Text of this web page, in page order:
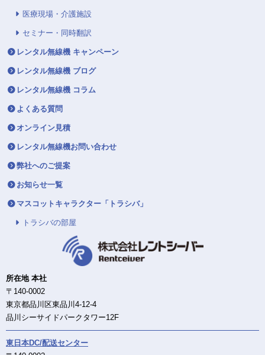
医療現場・介護施設
セミナー・同時翻訳
レンタル無線機 キャンペーン
レンタル無線機 ブログ
レンタル無線機 コラム
よくある質問
オンライン見積
レンタル無線機お問い合わせ
弊社へのご提案
お知らせ一覧
マスコットキャラクター「トラシバ」
トラシバの部屋
所在地 本社
〒140-0002
東京都品川区東品川4-12-4
品川シーサイドパークタワー12F
東日本DC/配送センター